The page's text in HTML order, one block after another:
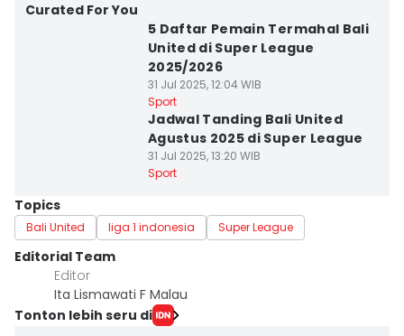
Curated For You
5 Daftar Pemain Termahal Bali
United di Super League
2025/2026
31 Jul 2025, 12:04 WIB
Sport
Jadwal Tanding Bali United
Agustus 2025 di Super League
31 Jul 2025, 13:20 WIB
Sport
Topics
Bali United liga 1 indonesia Super League
Editorial Team
Editor
Ita Lismawati F Malau
Tonton lebih seru di